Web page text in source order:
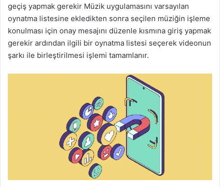
geçiş yapmak gerekir Müzik uygulamasını varsayılan
oynatma listesine ekledikten sonra seçilen müziğin işleme
konulması için onay mesajını düzenle kısmına giriş yapmak
gerekir ardından ilgili bir oynatma listesi seçerek videonun
şarkı ile birleştirilmesi işlemi tamamlanır.